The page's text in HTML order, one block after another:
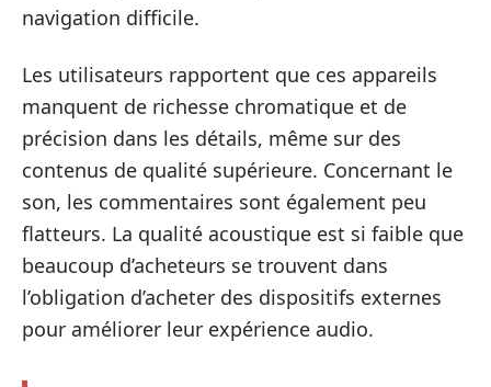
navigation difficile.
Les utilisateurs rapportent que ces appareils
manquent de richesse chromatique et de
précision dans les détails, même sur des
contenus de qualité supérieure. Concernant le
son, les commentaires sont également peu
flatteurs. La qualité acoustique est si faible que
beaucoup d’acheteurs se trouvent dans
l’obligation d’acheter des dispositifs externes
pour améliorer leur expérience audio.